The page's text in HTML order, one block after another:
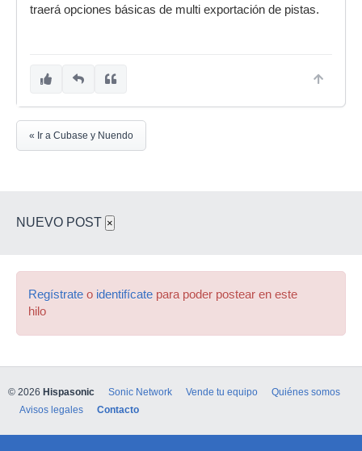
traerá opciones básicas de multi exportación de pistas.
« Ir a Cubase y Nuendo
NUEVO POST ×
Regístrate o identifícate para poder postear en este
hilo
© 2026 Hispasonic Sonic Network Vende tu equipo
Quiénes somos
Avisos legales
Contacto